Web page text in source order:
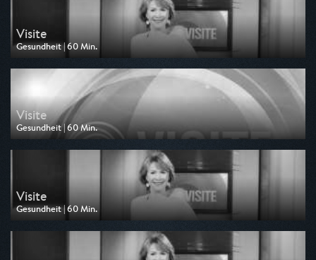
Visite
Gesundheit | 60 Min.
Ausgestrahlt von ARD alpha
am 01.08.2026, 16:00
Visite
Gesundheit | 60 Min.
Ausgestrahlt von MDR
am 30.07.2026, 20:15
Visite
Gesundheit | 60 Min.
Ausgestrahlt von ARD alpha
am 25.07.2026, 16:00